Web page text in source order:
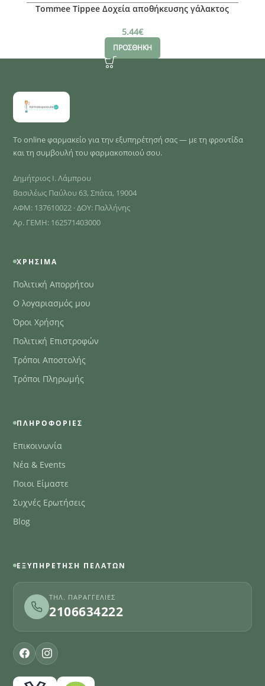
Tommee Tippee Δοχεία αποθήκευσης γάλακτος
5.44€
ΠΡΟΣΘΗΚΗ
Το online φαρμακείο για την εξυπηρέτησή σας — με τη φροντίδα
και τη συμβουλή του φαρμακοποιού σου.
Δημήτριος Ι. Λάμπρου
Βασιλέως Παύλου 63, Σπάτα, 19004
ΑΦΜ: 137610022 · ΔΟΥ: Παλλήνης
Αρ. ΓΕΜΗ: 162571403000
ΧΡΉΣΙΜΑ
Πολιτική Απορρήτου
Ο λογαριασμός μου
Όροι Χρήσης
Πολιτική Επιστροφών
Τρόποι Αποστολής
Τρόποι Πληρωμής
ΠΛΗΡΟΦΟΡΊΕΣ
Επικοινωνία
Νέα & Events
Ποιοι Είμαστε
Συχνές Ερωτήσεις
Blog
ΕΞΥΠΗΡΈΤΗΣΗ ΠΕΛΑΤΏΝ
ΤΗΛ. ΠΑΡΑΓΓΕΛΊΕΣ
2106634222